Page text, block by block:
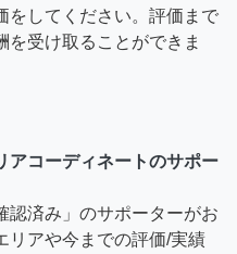
をしてください。評価まで
を受け取ることができま
アコーディネートのサポー
認済み」のサポーターがお
リアや今までの評価/実績